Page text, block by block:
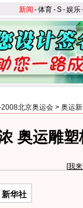
新闻 -体育-S-娱乐
北京奥运会 > 奥运
奥运雕
[我
华社